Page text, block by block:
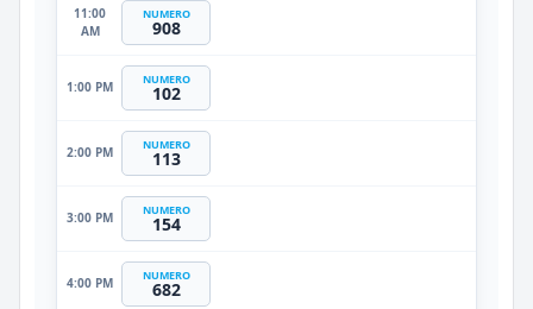
11:00
AM
NUMERO
908
1:00 PM NUMERO
102
2:00 PM NUMERO
113
3:00 PM NUMERO
154
4:00 PM NUMERO
682